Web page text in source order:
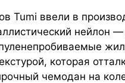
Tumi ввели в
нейлон
которая
чемодан на